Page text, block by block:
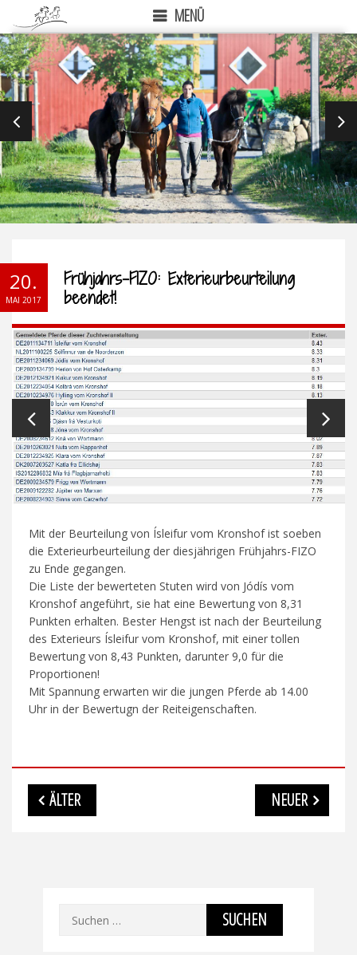
MENÜ
PREVIOUS
20.
MAI 2017
Frühjahrs-FIZO: Exterieurbeurteilung
beendet!
Mit der Beurteilung von Ísleifur vom Kronshof ist soeben
die Exterieurbeurteilung der diesjährigen Frühjahrs-FIZO
zu Ende gegangen.
Die Liste der bewerteten Stuten wird von Jódís vom
Kronshof angeführt, sie hat eine Bewertung von 8,31
Punkten erhalten. Bester Hengst ist nach der Beurteilung
des Exterieurs Ísleifur vom Kronshof, mit einer tollen
Bewertung von 8,43 Punkten, darunter 9,0 für die
Proportionen!
Mit Spannung erwarten wir die jungen Pferde ab 14.00
Uhr in der Bewertugn der Reiteigenschaften.
Beitragsnavigation
ÄLTER NEUER
Suchen